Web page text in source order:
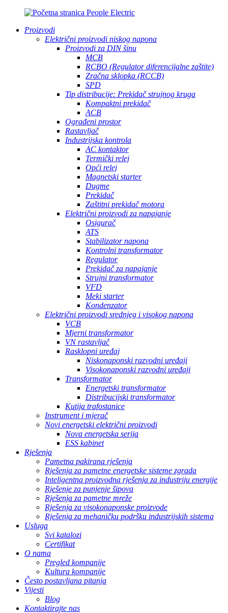
Proizvodi
Električni proizvodi niskog napona
Proizvodi za DIN šinu
MCB
RCBO (Regulator diferencijalne zaštite)
Zračna sklopka (RCCB)
SPD
Tip distribucije: Prekidač strujnog kruga
Kompaktni prekidač
ACB
Ograđeni prostor
Rastavljač
Industrijska kontrola
AC kontaktor
Termički relej
Opći relej
Magnetski starter
Dugme
Prekidač
Zaštitni prekidač motora
Električni proizvodi za napajanje
Osigurač
ATS
Stabilizator napona
Kontrolni transformator
Regulator
Prekidač za napajanje
Strujni transformator
VFD
Meki starter
Kondenzator
Električni proizvodi srednjeg i visokog napona
VCB
Mjerni transformator
VN rastavljač
Rasklopni uređaj
Niskonaponski razvodni uređaji
Visokonaponski razvodni uređaji
Transformator
Energetski transformator
Distribucijski transformator
Kutija trafostanice
Instrument i mjerač
Novi energetski električni proizvodi
Nova energetska serija
ESS kabinet
Rješenja
Pametna pakirana rješenja
Rješenja za pametne energetske sisteme zgrada
Inteligentna proizvodna rješenja za industriju energije
Rješenje za punjenje šipova
Rješenja za pametne mreže
Rješenja za visokonaponske proizvode
Rješenja za mehaničku podršku industrijskih sistema
Usluga
Svi katalozi
Certifikat
O nama
Pregled kompanije
Kultura kompanije
Često postavljana pitanja
Vijesti
Blog
Kontaktirajte nas